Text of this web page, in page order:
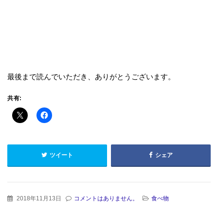
最後まで読んでいただき、ありがとうございます。
共有:
ツイート シェア
2018年11月13日 コメントはありません。 食べ物